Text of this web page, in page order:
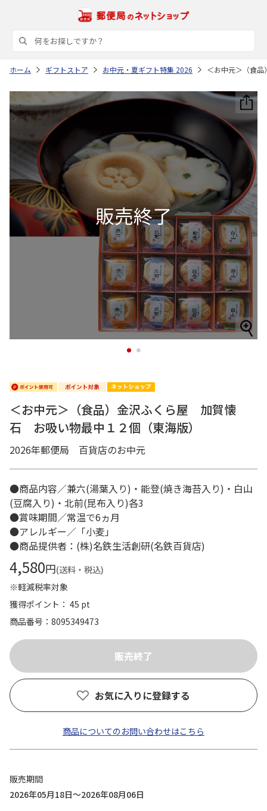
ホーム ギフトストア お中元・夏ギフト特集 2026 ＜お中元＞（食
1 2
＜お中元＞（食品）金沢ふくら屋 加賀懐
石 お吸い物最中１２個（東海版）
2026年郵便局 百貨店のお中元
●商品内容／兼六(湯葉入り)・能登(焼き海苔入り)・白山
(豆腐入り)・北前(昆布入り)各3
●賞味期間／常温で6ヵ月
●アレルギー／「小麦」
●商品提供者：(株)名鉄生活創研(名鉄百貨店)
4,580円(送料・税込)
※軽減税率対象
獲得ポイント： 45 pt
商品番号
8095349473
お気に入りに登録する
商品についてのお問い合わせはこちら
販売期間
2026年05月18日～2026年08月06日